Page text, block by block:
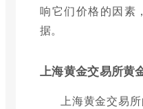
响它们价格的因素
据。
上海黄金交易所黄
上海黄金交易